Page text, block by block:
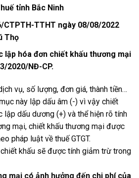
tỉnh Bắc Ninh
CTPTH-TTHT ngày 08/08/2022
Thọ
lập hóa đơn chiết khấu thương mại
2020/NĐ-CP.
vụ, số lượng, đơn giá, thành tiền…
này lập dấu âm (-) vì vậy chiết
dấu dương (+) và thể hiện rõ tính
mại, chiết khấu thương mại được
pháp luật về thuế GTGT.
khấu sẽ được tính giảm trừ trong
mại có ảnh hưởng đến chi phí của